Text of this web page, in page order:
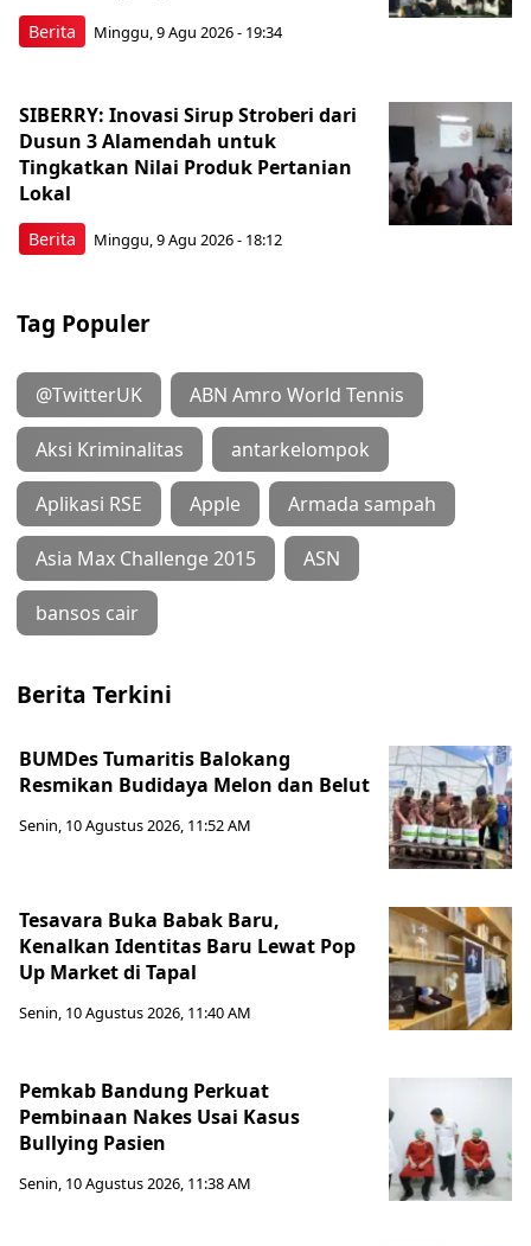
Berita Minggu, 9 Agu 2026 - 19:34
Berita
SIBERRY: Inovasi Sirup Stroberi dari
Dusun 3 Alamendah untuk
Tingkatkan Nilai Produk Pertanian
Lokal
Minggu, 9 Agu 2026 - 18:12
Tag Populer
@TwitterUK ABN Amro World Tennis
Aksi Kriminalitas antarkelompok
Aplikasi RSE Apple Armada sampah
Asia Max Challenge 2015 ASN
bansos cair
Berita Terkini
BUMDes Tumaritis Balokang
Resmikan Budidaya Melon dan Belut
Senin, 10 Agustus 2026, 11:52 AM
Tesavara Buka Babak Baru,
Kenalkan Identitas Baru Lewat Pop
Up Market di Tapal
Senin, 10 Agustus 2026, 11:40 AM
Pemkab Bandung Perkuat
Pembinaan Nakes Usai Kasus
Bullying Pasien
Senin, 10 Agustus 2026, 11:38 AM